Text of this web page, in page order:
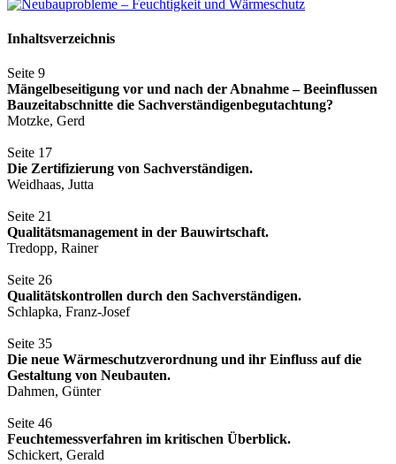
Inhaltsverzeichnis
Seite 9
Mängelbeseitigung vor und nach der Abnahme – Beeinflussen
Bauzeitabschnitte die Sachverständigenbegutachtung?
Motzke, Gerd
Seite 17
Die Zertifizierung von Sachverständigen.
Weidhaas, Jutta
Seite 21
Qualitätsmanagement in der Bauwirtschaft.
Tredopp, Rainer
Seite 26
Qualitätskontrollen durch den Sachverständigen.
Schlapka, Franz-Josef
Seite 35
Die neue Wärmeschutzverordnung und ihr Einfluss auf die
Gestaltung von Neubauten.
Dahmen, Günter
Seite 46
Feuchtemessverfahren im kritischen Überblick.
Schickert, Gerald